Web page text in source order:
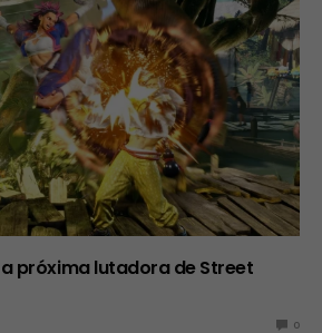
a próxima lutadora de Street
0